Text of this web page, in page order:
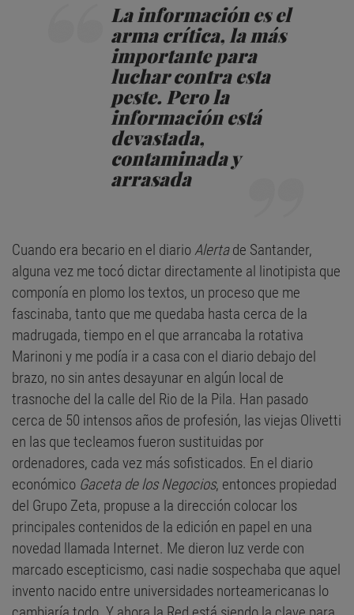
La información es el
arma crítica, la más
importante para
luchar contra esta
peste. Pero la
información está
devastada,
contaminada y
arrasada
Cuando era becario en el diarioAlertade Santander,
alguna vez me tocó dictar directamente al linotipista que
componía en plomo los textos, un proceso que me
fascinaba, tanto que me quedaba hasta cerca de la
madrugada, tiempo en el que arrancaba la rotativa
Marinoni y me podía ir a casa con el diario debajo del
brazo, no sin antes desayunar en algún local de
trasnoche del la calle del Rio de la Pila. Han pasado
cerca de 50 intensos años de profesión, las viejas Olivetti
en las que tecleamos fueron sustituidas por
ordenadores, cada vez más sofisticados. En el diario
económico Gaceta de los Negocios, entonces propiedad
del Grupo Zeta, propuse a la dirección colocar los
principales contenidos de la edición en papel en una
novedad llamada Internet. Me dieron luz verde con
marcado escepticismo, casi nadie sospechaba que aquel
invento nacido entre universidades norteamericanas lo